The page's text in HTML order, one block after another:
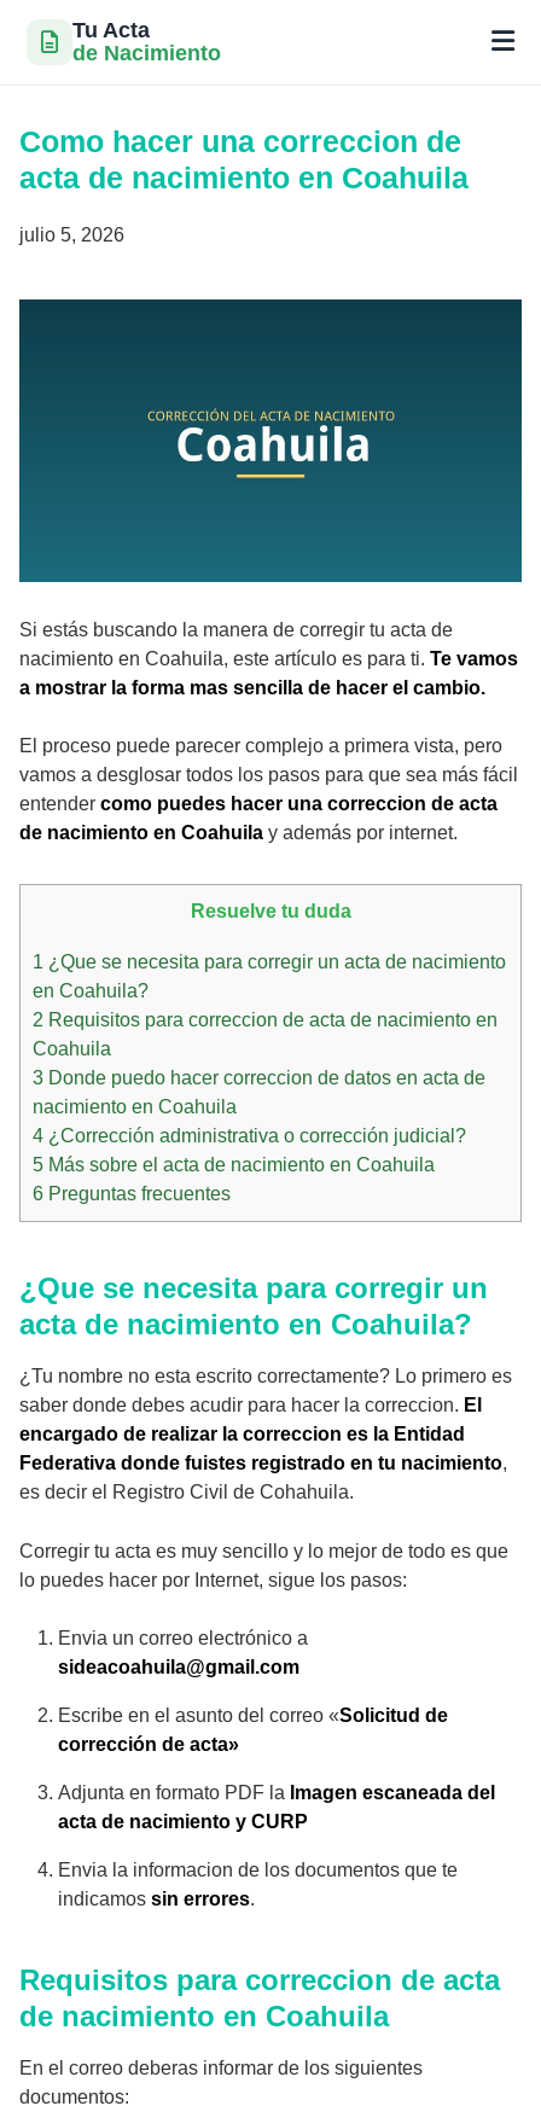
Tu Acta
de Nacimiento
contenido
Como hacer una correccion de
acta de nacimiento en Coahuila
julio 5, 2026
Si estás buscando la manera de corregir tu acta de
nacimiento en Coahuila, este artículo es para ti. Te vamos
a mostrar la forma mas sencilla de hacer el cambio.
El proceso puede parecer complejo a primera vista, pero
vamos a desglosar todos los pasos para que sea más fácil
entender como puedes hacer una correccion de acta
de nacimiento en Coahuila y además por internet.
Resuelve tu duda
1 ¿Que se necesita para corregir un acta de nacimiento
en Coahuila?
2 Requisitos para correccion de acta de nacimiento en
Coahuila
3 Donde puedo hacer correccion de datos en acta de
nacimiento en Coahuila
4 ¿Corrección administrativa o corrección judicial?
5 Más sobre el acta de nacimiento en Coahuila
6 Preguntas frecuentes
¿Que se necesita para corregir un
acta de nacimiento en Coahuila?
¿Tu nombre no esta escrito correctamente? Lo primero es
saber donde debes acudir para hacer la correccion. El
encargado de realizar la correccion es la Entidad
Federativa donde fuistes registrado en tu nacimiento,
es decir el Registro Civil de Cohahuila.
Corregir tu acta es muy sencillo y lo mejor de todo es que
lo puedes hacer por Internet, sigue los pasos:
Envia un correo electrónico a
sideacoahuila@gmail.com
Escribe en el asunto del correo «Solicitud de
corrección de acta»
Adjunta en formato PDF la Imagen escaneada del
acta de nacimiento y CURP
Envia la informacion de los documentos que te
indicamos sin errores.
Requisitos para correccion de acta
de nacimiento en Coahuila
En el correo deberas informar de los siguientes
documentos: